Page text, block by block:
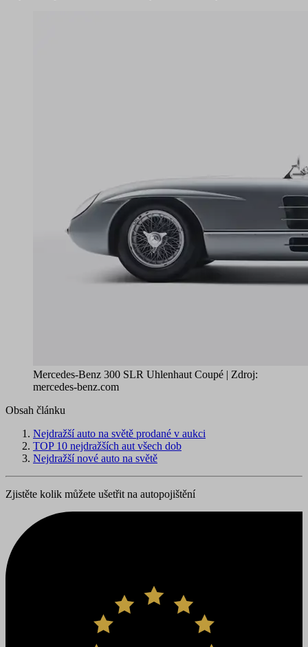
Mercedes-Benz 300 SLR Uhlenhaut Coupé | Zdroj:
mercedes-benz.com
Obsah článku
Nejdražší auto na světě prodané v aukci
TOP 10 nejdražších aut všech dob
Nejdražší nové auto na světě
Zjistěte kolik můžete ušetřit na autopojištění